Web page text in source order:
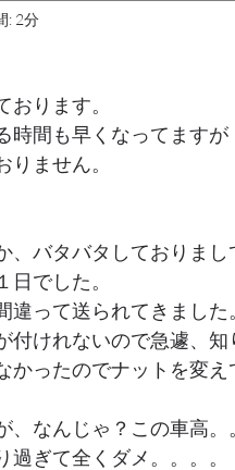
: 2分
ります。
時間も早くなってますが
ません。
、バタバタしておりまし
でした。
って送られてきました。
付けれないので急遽、
かったのでナットを変
なんじゃ？この車高。
ぎて全くダメ。。。。